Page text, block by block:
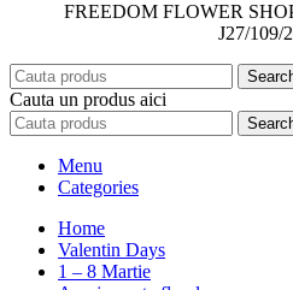
FREEDOM FLOWER
J27/109/
Cauta un produs aici
Menu
Categories
Home
Valentin Days
1 – 8 Martie